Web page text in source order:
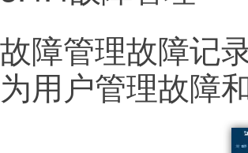
故障管理故障记
为用户管理故障